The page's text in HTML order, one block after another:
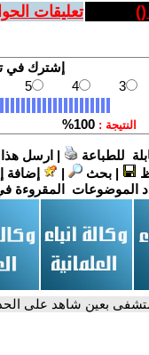
(
) تعليقات
للطباعة | ارسل
|بحث | إضافة
الموضوعات المقروءة
بعين شاهد على